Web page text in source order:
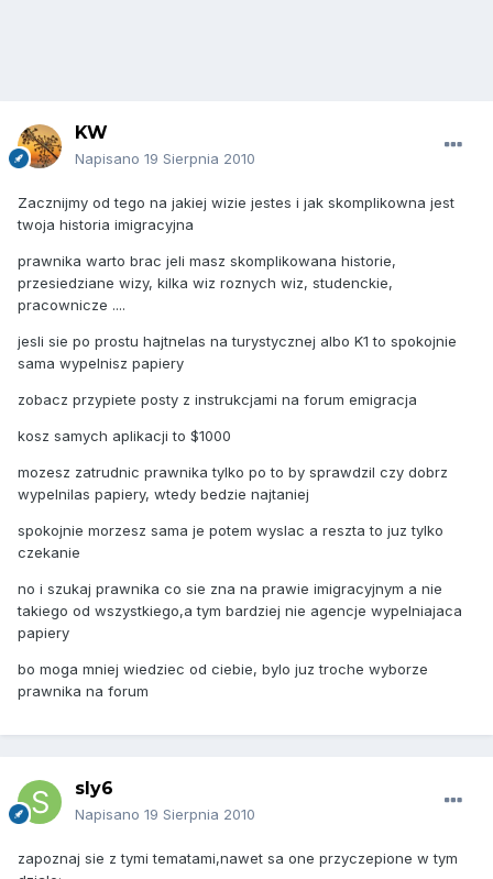
KW
Napisano 19 Sierpnia 2010
Zacznijmy od tego na jakiej wizie jestes i jak skomplikowna jest
twoja historia imigracyjna
prawnika warto brac jeli masz skomplikowana historie,
przesiedziane wizy, kilka wiz roznych wiz, studenckie,
pracownicze ....
jesli sie po prostu hajtnelas na turystycznej albo K1 to spokojnie
sama wypelnisz papiery
zobacz przypiete posty z instrukcjami na forum emigracja
kosz samych aplikacji to $1000
mozesz zatrudnic prawnika tylko po to by sprawdzil czy dobrz
wypelnilas papiery, wtedy bedzie najtaniej
spokojnie morzesz sama je potem wyslac a reszta to juz tylko
czekanie
no i szukaj prawnika co sie zna na prawie imigracyjnym a nie
takiego od wszystkiego,a tym bardziej nie agencje wypelniajaca
papiery
bo moga mniej wiedziec od ciebie, bylo juz troche wyborze
prawnika na forum
sly6
Napisano 19 Sierpnia 2010
zapoznaj sie z tymi tematami,nawet sa one przyczepione w tym